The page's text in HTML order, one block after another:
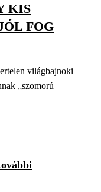
KIS
FOG
világbajnoki
„szomorú